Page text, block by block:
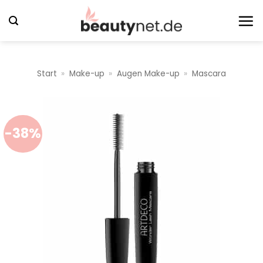
Inhalt
Start » Make-up » Augen Make-up » Mascara
-38%